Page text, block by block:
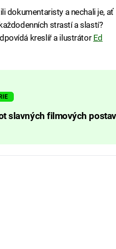
dokumentaristy a nechali je, ať
strastí a slastí?
kreslíř a ilustrátor Ed
slavných filmových postav